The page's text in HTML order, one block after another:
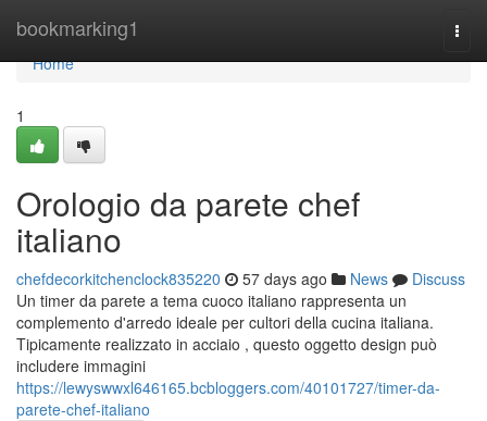
bookmarking1
Home
Home
1
Orologio da parete chef
italiano
chefdecorkitchenclock835220 57 days ago News
Discuss
Un timer da parete a tema cuoco italiano rappresenta un
complemento d'arredo ideale per cultori della cucina italiana.
Tipicamente realizzato in acciaio , questo oggetto design può
includere immagini
https://lewyswwxl646165.bcbloggers.com/40101727/timer-da-
parete-chef-italiano